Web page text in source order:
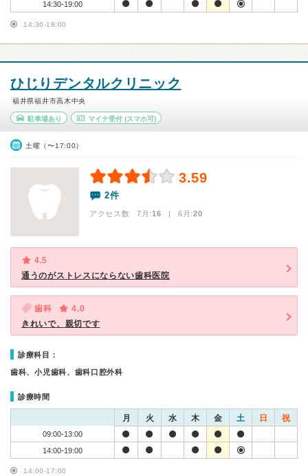
14:30-19:00
14:30-18:00
ひじりデンタルクリニック
福井県福井市高木中央
駐車場あり マイナ受付(スマホ可)
土曜（〜17:00）
3.59
2件
アクセス数 7月:16 | 6月:20
4.5
通うのがストレスにならない歯科医院
歯科
4.0
きれいで、親切です
診療科目：
歯科、小児歯科、歯科口腔外科
診療時間
月 火 水 木 金 土 日 祝
09:00-13:00
14:00-19:00
14:00-17:00